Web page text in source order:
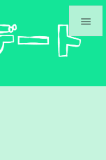


